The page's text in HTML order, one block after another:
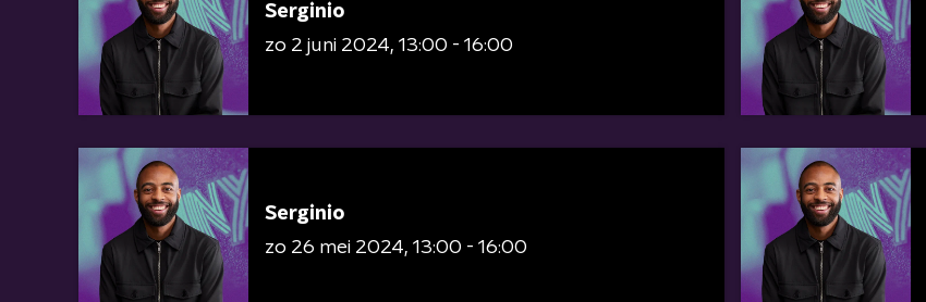
Serginio
zo 2 juni 2024 13:00 - 16:00
Serginio
zo 26 mei 2024 13:00 - 16:00